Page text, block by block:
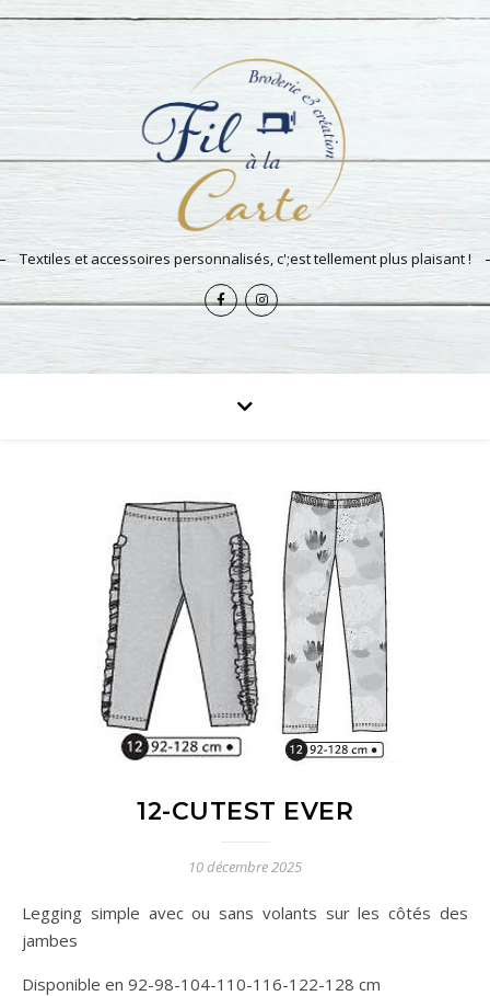
Textiles et accessoires personnalisés, c';est tellement plus plaisant !
12-CUTEST EVER
10 décembre 2025
Legging simple avec ou sans volants sur les côtés des
jambes
Disponible en 92-98-104-110-116-122-128 cm